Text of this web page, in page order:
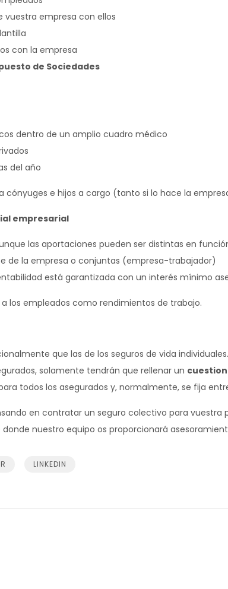
vuestra empresa con ellos
con la empresa
de Sociedades
dentro de un amplio cuadro médico
del año
cónyuges e hijos a cargo (tanto si lo hace la
empresarial
las aportaciones pueden ser distintas en
de la empresa o conjuntas (empresa-trabajador)
está garantizada con un interés mínimo
los empleados como rendimientos de trabajo.
que las de los seguros de vida individuales.
solamente tendrán que rellenar un
todos los asegurados y, normalmente, se fija
en contratar un seguro colectivo para vuestra
nuestro equipo os proporcionará
LINKEDIN